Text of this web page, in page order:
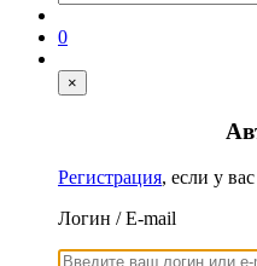
0
×
Регистрация, если у
Логин / E-mail